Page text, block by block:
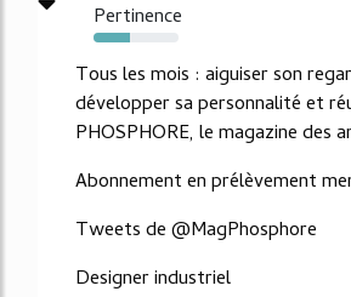
Pertinence
43%
Tous les mois : aiguiser son
développer sa personnalité et
PHOSPHORE, le magazine des
Abonnement en prélèvement
Tweets de @MagPhosphore
Designer industriel